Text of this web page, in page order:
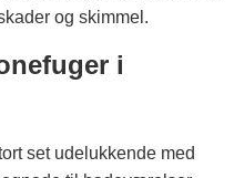
og skimmel.
i
set udelukkende med